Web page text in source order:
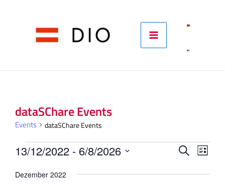
dataSChare Events
Events dataSChare Events
Events
Events
SucheListe
13/12/2022 - 6/8/2026
wählen.
Dezember 2022